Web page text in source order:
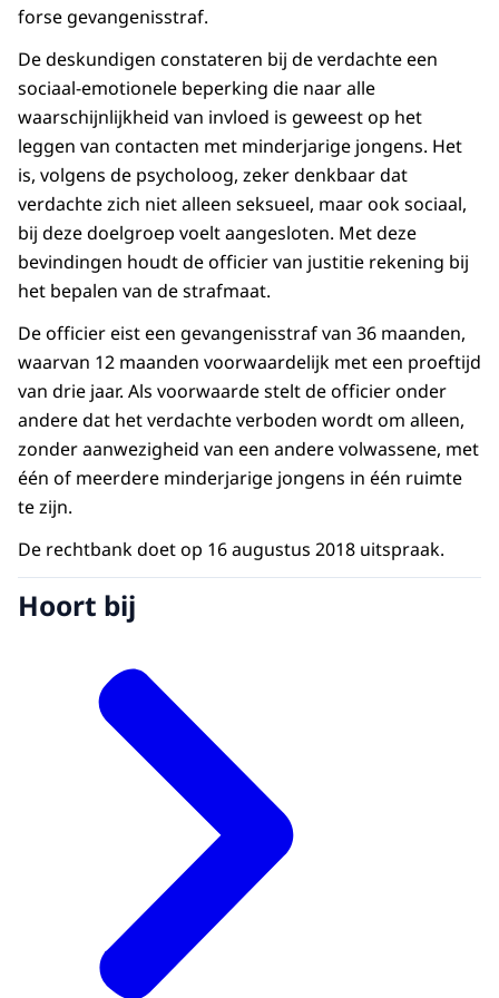
forse gevangenisstraf.
De deskundigen constateren bij de verdachte een
sociaal-emotionele beperking die naar alle
waarschijnlijkheid van invloed is geweest op het
leggen van contacten met minderjarige jongens. Het
is, volgens de psycholoog, zeker denkbaar dat
verdachte zich niet alleen seksueel, maar ook sociaal,
bij deze doelgroep voelt aangesloten. Met deze
bevindingen houdt de officier van justitie rekening bij
het bepalen van de strafmaat.
De officier eist een gevangenisstraf van 36 maanden,
waarvan 12 maanden voorwaardelijk met een proeftijd
van drie jaar. Als voorwaarde stelt de officier onder
andere dat het verdachte verboden wordt om alleen,
zonder aanwezigheid van een andere volwassene, met
één of meerdere minderjarige jongens in één ruimte
te zijn.
De rechtbank doet op 16 augustus 2018 uitspraak.
Hoort bij